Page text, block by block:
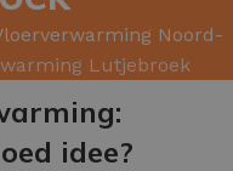
Noord-
Lutjebroek
idee?